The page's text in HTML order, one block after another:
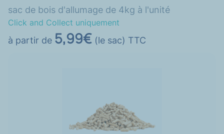
sac de bois d'allumage de 4kg à l'unité
Click and Collect uniquement
à partir de 5,99€ (le sac) TTC